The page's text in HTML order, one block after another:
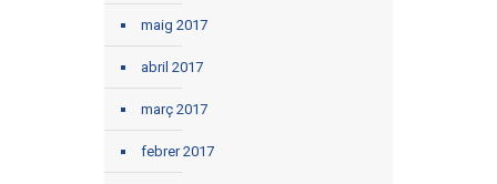
maig 2017
abril 2017
març 2017
febrer 2017